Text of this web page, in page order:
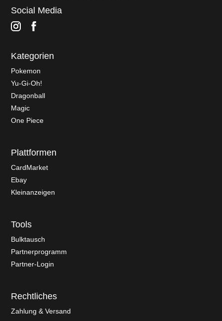
Social Media
Kategorien
Pokemon
Yu-Gi-Oh!
Dragonball
Magic
One Piece
Plattformen
CardMarket
Ebay
Kleinanzeigen
Tools
Bulktausch
Partnerprogramm
Partner-Login
Rechtliches
Zahlung & Versand